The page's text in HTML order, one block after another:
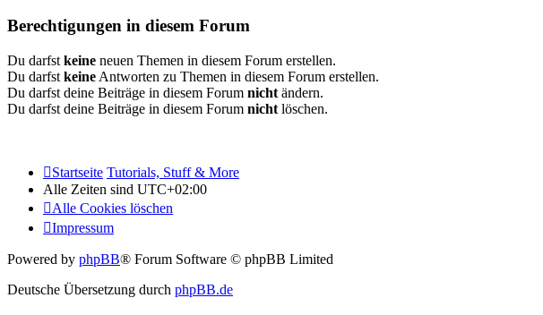
Berechtigungen in diesem Forum
Du darfst keine neuen Themen in diesem Forum erstellen.
Du darfst keine Antworten zu Themen in diesem Forum erstellen.
Du darfst deine Beiträge in diesem Forum nicht ändern.
Du darfst deine Beiträge in diesem Forum nicht löschen.
Startseite Tutorials, Stuff & More
Alle Zeiten sind UTC+02:00
Alle Cookies löschen
Impressum
Powered by phpBB® Forum Software © phpBB Limited
Deutsche Übersetzung durch phpBB.de